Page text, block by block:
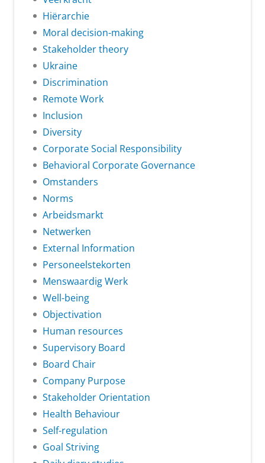
Hiërarchie
Moral decision-making
Stakeholder theory
Ukraine
Discrimination
Remote Work
Inclusion
Diversity
Corporate Social Responsibility
Behavioral Corporate Governance
Omstanders
Norms
Arbeidsmarkt
Netwerken
External Information
Personeelstekorten
Menswaardig Werk
Well-being
Objectivation
Human resources
Supervisory Board
Board Chair
Company Purpose
Stakeholder Orientation
Health Behaviour
Self-regulation
Goal Striving